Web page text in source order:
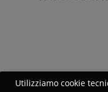
Utilizziamo cookie